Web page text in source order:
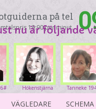
på tel
19:90 per minut.
nu är följande
Tanneke
Hökenstjärna
231#
VÄGLEDARE SCHEMA